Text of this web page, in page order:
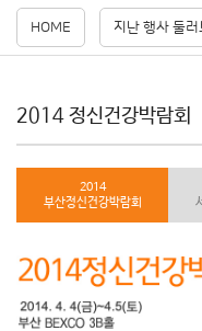
HOME 지난 행사 둘러
2014 정신건강박람회
2014
부산정신건강박람회